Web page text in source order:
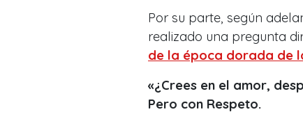
Por su parte, según
realizado una pregunta
de la época dorada de
«¿Crees en el amor,
Pero con Respeto.